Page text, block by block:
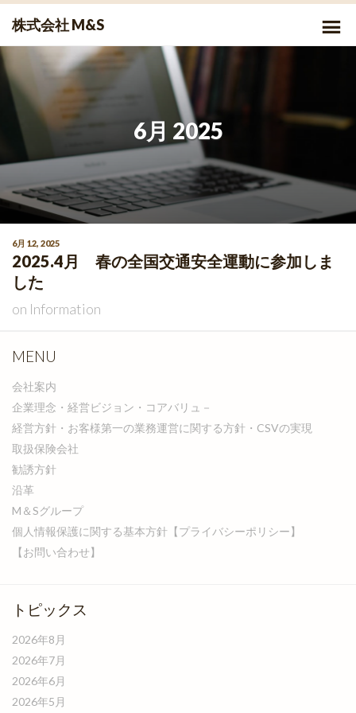
Skip
content
株式会社 M&S
6月 2025
6月 12, 2025
2025.4月 春の全国交通安全運動に参加しま
した
on Information
MENU
会社案内
企業理念・経営ビジョン・コアバリュ－
経営方針・お客様第一の業務運営に関する方針・CSVの実現
取扱保険会社
勧誘方針
沿革
M＆Sグループ
個人情報保護に関する基本方針【プライバシーポリシー】
【お問い合わせ】
トピックス
2026年8月
2026年7月
2026年6月
2026年5月